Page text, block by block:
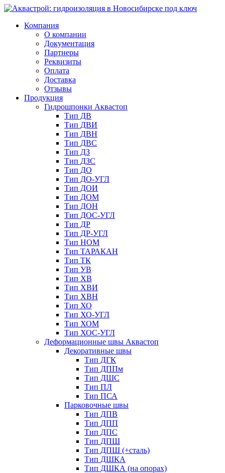
Компания
О компании
Документация
Партнеры
Реквизиты
Оплата
Доставка
Отзывы
Продукция
Гидрошпонки Аквастоп
Тип ДВ
Тип ДВИ
Тип ДВН
Тип ДВС
Тип ДЗ
Тип ДЗС
Тип ДО
Тип ДО-УГЛ
Тип ДОИ
Тип ДОМ
Тип ДОН
Тип ДОС-УГЛ
Тип ДР
Тип ДР-УГЛ
Тип НОМ
Тип ТАРАКАН
Тип ТК
Тип УВ
Тип ХВ
Тип ХВИ
Тип ХВН
Тип ХО
Тип ХО-УГЛ
Тип ХОМ
Тип ХОС-УГЛ
Деформационные швы Аквастоп
Декоративные швы
Тип ДГК
Тип ДППм
Тип ДШС
Тип ПЛ
Тип ПСА
Парковочные швы
Тип ДПВ
Тип ДПП
Тип ДПС
Тип ДПШ
Тип ДПШ (+сталь)
Тип ДШКА
Тип ДШКА (на опорах)